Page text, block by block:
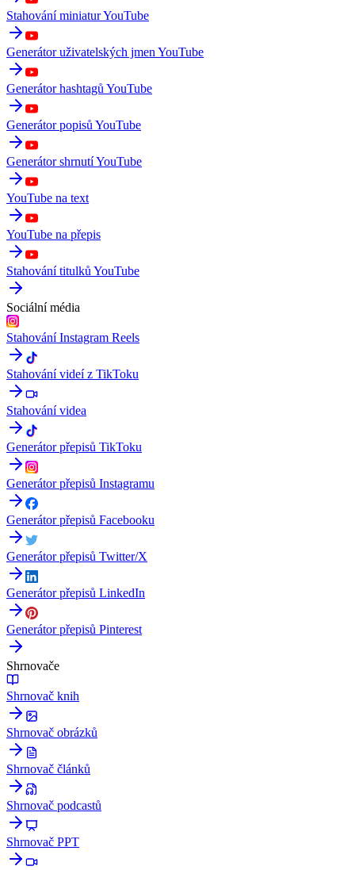
Stahování miniatur YouTube
Generátor uživatelských jmen YouTube
Generátor hashtagů YouTube
Generátor popisů YouTube
Generátor shrnutí YouTube
YouTube na text
YouTube na přepis
Stahování titulků YouTube
Sociální média
Stahování Instagram Reels
Stahování videí z TikToku
Stahování videa
Generátor přepisů TikToku
Generátor přepisů Instagramu
Generátor přepisů Facebooku
Generátor přepisů Twitter/X
Generátor přepisů LinkedIn
Generátor přepisů Pinterest
Shrnovače
Shrnovač knih
Shrnovač obrázků
Shrnovač článků
Shrnovač podcastů
Shrnovač PPT